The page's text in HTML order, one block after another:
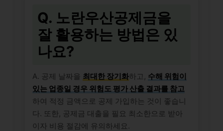
Q. 노란우산공제금을
잘 활용하는 방법은 있
나요?
A. 공제 날짜을 최대한 장기화하고, 수해 위험이
있는 업종일 경우 위험도 평가 산출 결과를 참고
하여 적정 금액으로 공제 가입하는 것이 좋습니
다. 또한, 공제금 대출을 필요 최소한으로 받아
이자 비용 절감에 유의하세요.